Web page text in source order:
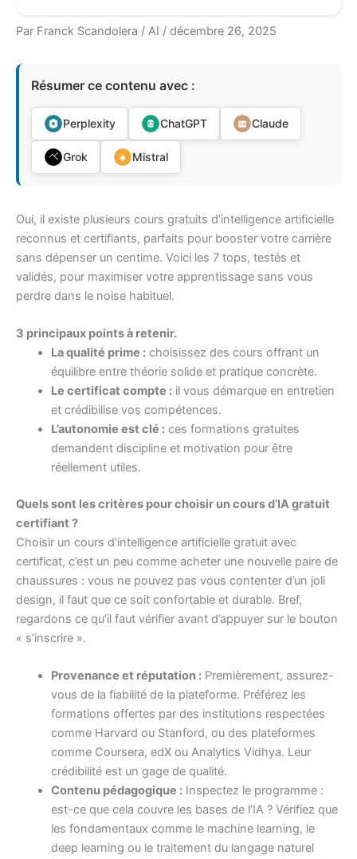
Par Franck Scandolera / AI / décembre 26, 2025
Résumer ce contenu avec :
Perplexity ChatGPT Claude
Grok Mistral
Oui, il existe plusieurs cours gratuits d’intelligence artificielle
reconnus et certifiants, parfaits pour booster votre carrière
sans dépenser un centime. Voici les 7 tops, testés et
validés, pour maximiser votre apprentissage sans vous
perdre dans le noise habituel.
3 principaux points à retenir.
La qualité prime :choisissez des cours offrant un
équilibre entre théorie solide et pratique concrète.
Le certificat compte :il vous démarque en entretien
et crédibilise vos compétences.
L’autonomie est clé :ces formations gratuites
demandent discipline et motivation pour être
réellement utiles.
Quels sont les critères pour choisir un cours d’IA gratuit
certifiant ?
Choisir un cours d’intelligence artificielle gratuit avec
certificat, c’est un peu comme acheter une nouvelle paire de
chaussures : vous ne pouvez pas vous contenter d’un joli
design, il faut que ce soit confortable et durable. Bref,
regardons ce qu’il faut vérifier avant d’appuyer sur le bouton
« s’inscrire ».
Provenance et réputation :Premièrement, assurez-
vous de la fiabilité de la plateforme. Préférez les
formations offertes par des institutions respectées
comme Harvard ou Stanford, ou des plateformes
comme Coursera, edX ou Analytics Vidhya. Leur
crédibilité est un gage de qualité.
Contenu pédagogique :Inspectez le programme :
est-ce que cela couvre les bases de l’IA ? Vérifiez que
les fondamentaux comme le machine learning, le
deep learning ou le traitement du langage naturel